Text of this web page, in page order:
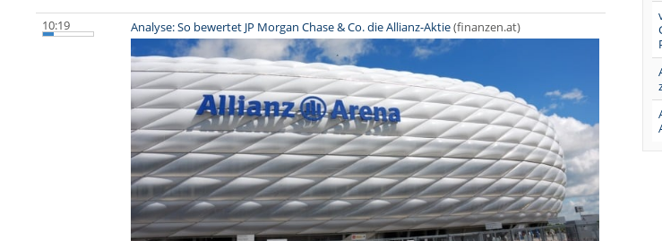
10:19 Analyse: So bewertet JP Morgan Chase & Co. die Allianz-Aktie(finanzen.at)